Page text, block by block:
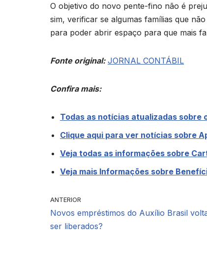
O objetivo do novo pente-fino não é
sim, verificar se algumas famílias que
para poder abrir espaço para que mais
Fonte original: JORNAL CONTÁBIL
Confira mais:
Todas as notícias atualizadas sobre
Clique aqui para ver notícias sobre
Veja todas as informações sobre
Veja mais Informações sobre
ANTERIOR
Novos empréstimos do Auxílio Brasil
ser liberados?